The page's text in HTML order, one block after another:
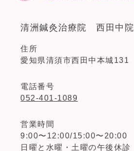
清洲鍼灸治療院 西田中院
住所
愛知県清須市西田中本城131
電話番号
052-401-1089
営業時間
9:00〜12:00/15:00〜20:00
日曜と水曜・土曜の午後休診